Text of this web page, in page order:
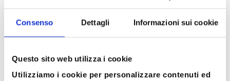
Consenso Dettagli Informazioni sui cookie
Questo sito web utilizza i cookie
Utilizziamo i cookie per personalizzare contenuti ed